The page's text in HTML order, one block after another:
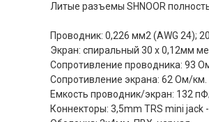
Литые разъемы SHNOOR
Проводник: 0,226 мм2 (AWG 24);
Экран: спиральный 30 x 0,12мм
Сопротивление проводника: 93
Сопротивление экрана: 62 Ом/км.
Емкость проводник/экран: 132
Коннекторы: 3,5mm TRS mini jack -